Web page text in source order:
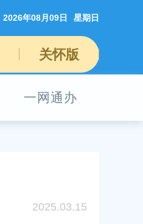
2026年08月09日 星期日
关怀版
一网通办
2025.03.15